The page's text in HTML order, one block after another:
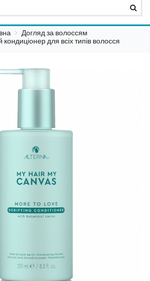
Догляд за волоссям
для всіх типів волосся